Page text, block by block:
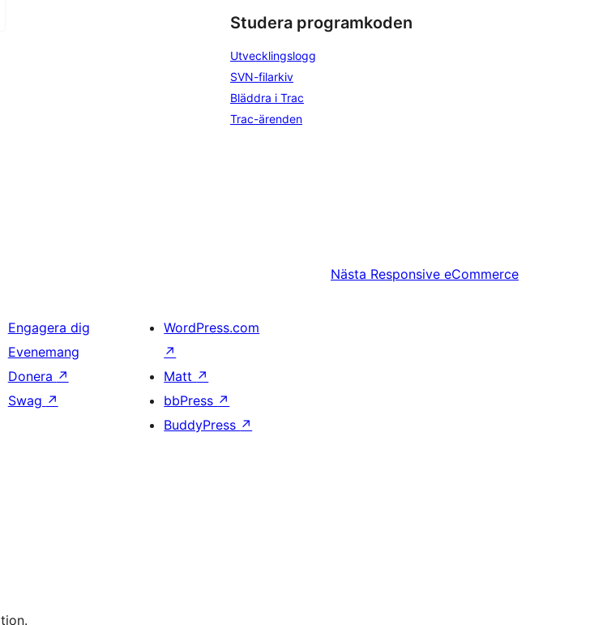
Studera programkoden
Utvecklingslogg
SVN-filarkiv
Bläddra i Trac
Trac-ärenden
Nästa Responsive eCommerce
Engagera dig
Evenemang
Donera ↗
Swag ↗
WordPress.com
↗
Matt ↗
bbPress ↗
BuddyPress ↗